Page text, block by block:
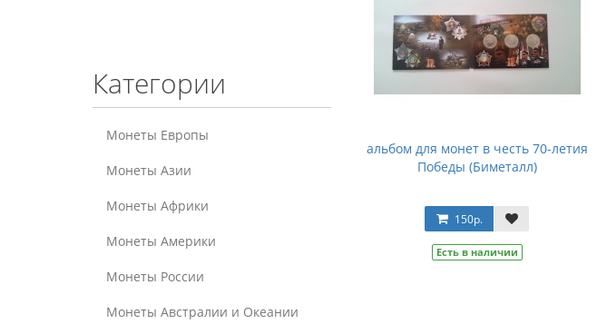
Категории
Монеты Европы
Монеты Азии
Монеты Африки
Монеты Америки
Монеты России
Монеты Австралии и Океании
альбом для монет в честь 70-летия
Победы (Биметалл)
150р.
Есть в наличии